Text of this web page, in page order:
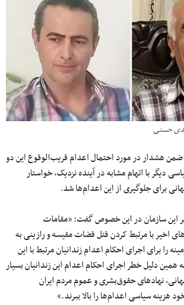
حسنی
ضمن هشدار در مورد احتمال اعدام قریب‌الوقوع این دو
دیگر با اتهام مشابه در آینده نزدیک، خواستار
برای جلوگیری از این اعدام‌ها شد.
این سازمان در این خصوص گفت: «مقامات
اخیر با مرتبط کردن قتل قضات مقیسه و رازینی به
را برای اجرای احکام اعدام زندانیان مرتبط با این
همین دلیل خطر اجرای احکام اعدام این زندانیان بسیار
نهاد‌های حقوق‌بشری و عموم مردم ایران
هزینه سیاسی اعدام‌ها را بالا ببرند.»